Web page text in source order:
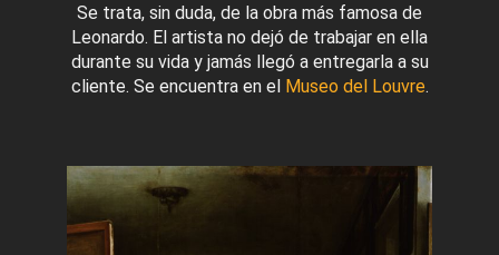
Se trata, sin duda, de la obra más famosa de
Leonardo. El artista no dejó de trabajar en ella
durante su vida y jamás llegó a entregarla a su
cliente. Se encuentra en el Museo del Louvre.